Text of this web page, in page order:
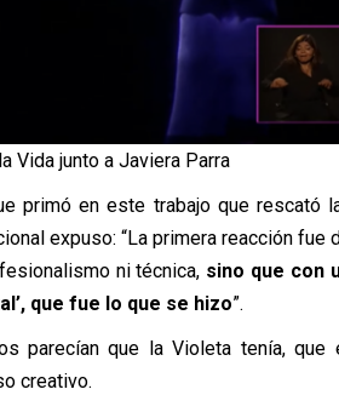
Vida junto a Javiera Parra
primó en este trabajo que rescató
expuso: “La primera reacción fue
ni técnica, sino que con
que fue lo que se hizo”.
parecían que la Violeta tenía, que
creativo.